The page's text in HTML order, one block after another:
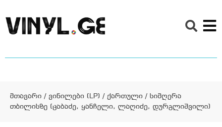
მთავარი / ვინილები (LP) / ქართული / სიმღერა
თბილისზე (ცაბაძე, ყანჩელი, ლაღიძე, დურგლიშვილი)